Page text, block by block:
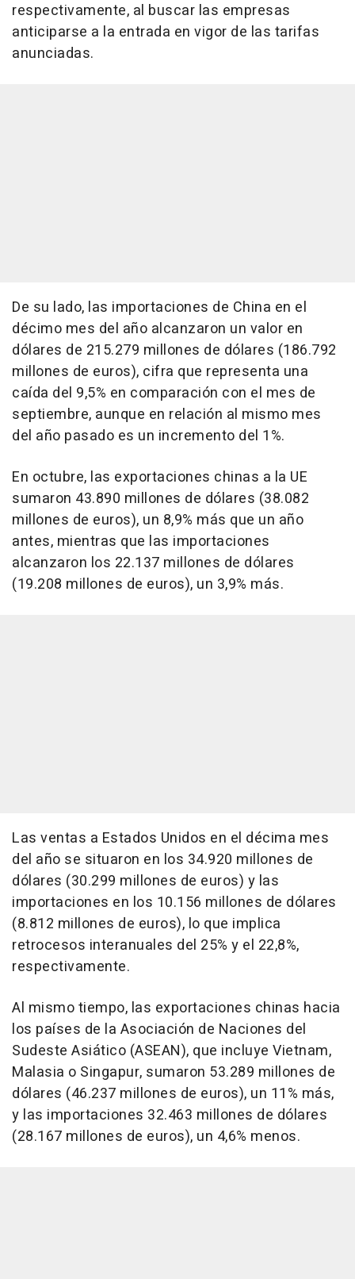
respectivamente, al buscar las empresas
anticiparse a la entrada en vigor de las tarifas
anunciadas.
De su lado, las importaciones de China en el
décimo mes del año alcanzaron un valor en
dólares de 215.279 millones de dólares (186.792
millones de euros), cifra que representa una
caída del 9,5% en comparación con el mes de
septiembre, aunque en relación al mismo mes
del año pasado es un incremento del 1%.
En octubre, las exportaciones chinas a la UE
sumaron 43.890 millones de dólares (38.082
millones de euros), un 8,9% más que un año
antes, mientras que las importaciones
alcanzaron los 22.137 millones de dólares
(19.208 millones de euros), un 3,9% más.
Las ventas a Estados Unidos en el décima mes
del año se situaron en los 34.920 millones de
dólares (30.299 millones de euros) y las
importaciones en los 10.156 millones de dólares
(8.812 millones de euros), lo que implica
retrocesos interanuales del 25% y el 22,8%,
respectivamente.
Al mismo tiempo, las exportaciones chinas hacia
los países de la Asociación de Naciones del
Sudeste Asiático (ASEAN), que incluye Vietnam,
Malasia o Singapur, sumaron 53.289 millones de
dólares (46.237 millones de euros), un 11% más,
y las importaciones 32.463 millones de dólares
(28.167 millones de euros), un 4,6% menos.